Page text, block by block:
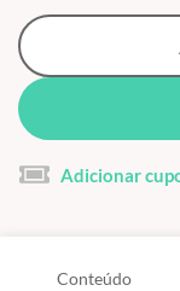
Adicionar
Conteúdo